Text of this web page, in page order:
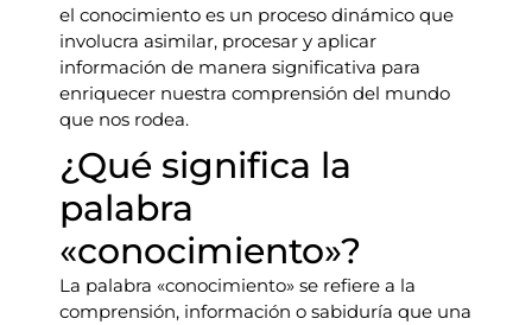
el conocimiento es un proceso dinámico que
involucra asimilar, procesar y aplicar
información de manera significativa para
enriquecer nuestra comprensión del mundo
que nos rodea.
¿Qué significa la
palabra
«conocimiento»?
La palabra «conocimiento» se refiere a la
comprensión, información o sabiduría que una